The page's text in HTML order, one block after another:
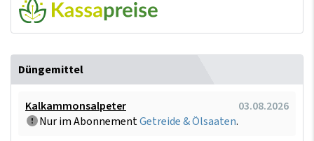
Düngemittel
Kalkammonsalpeter
03.08.2026
Nur im AbonnementGetreide & Ölsaaten.